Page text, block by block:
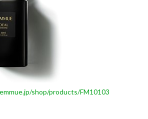
shop/products/FM10103